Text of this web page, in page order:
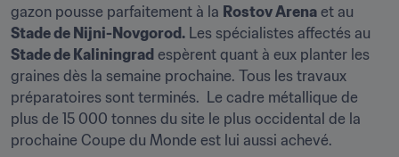
gazon pousse parfaitement à la Rostov Arena
Stade de Nijni-Novgorod.
Stade de Kaliningrad espèrent quant à eux planter les
graines dès la semaine prochaine. Tous les travaux
préparatoires sont terminés.  Le cadre métallique de
plus de 15 000 tonnes du site le plus occidental de la
prochaine Coupe du Monde est lui aussi achevé.